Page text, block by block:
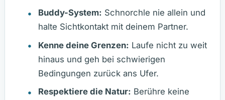
Buddy-System: Schnorchle nie allein und
halte Sichtkontakt mit deinem Partner.
Kenne deine Grenzen: Laufe nicht zu weit
hinaus und geh bei schwierigen
Bedingungen zurück ans Ufer.
Respektiere die Natur: Berühre keine